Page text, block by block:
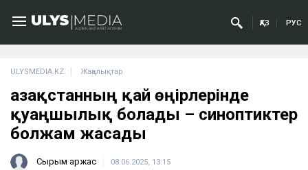
ҚАЗ РУС
ULYSMEDIA.KZ Жаңалықтар
Қазақстанның қай өңірлерінде
қуаңшылық болады – синоптиктер
болжам жасады
Сырым Қаржас 08.06.2025, 13:15